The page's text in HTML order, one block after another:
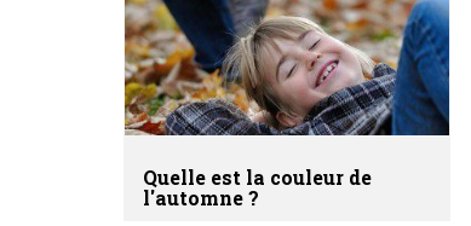
Quelle est la couleur de
l'automne ?